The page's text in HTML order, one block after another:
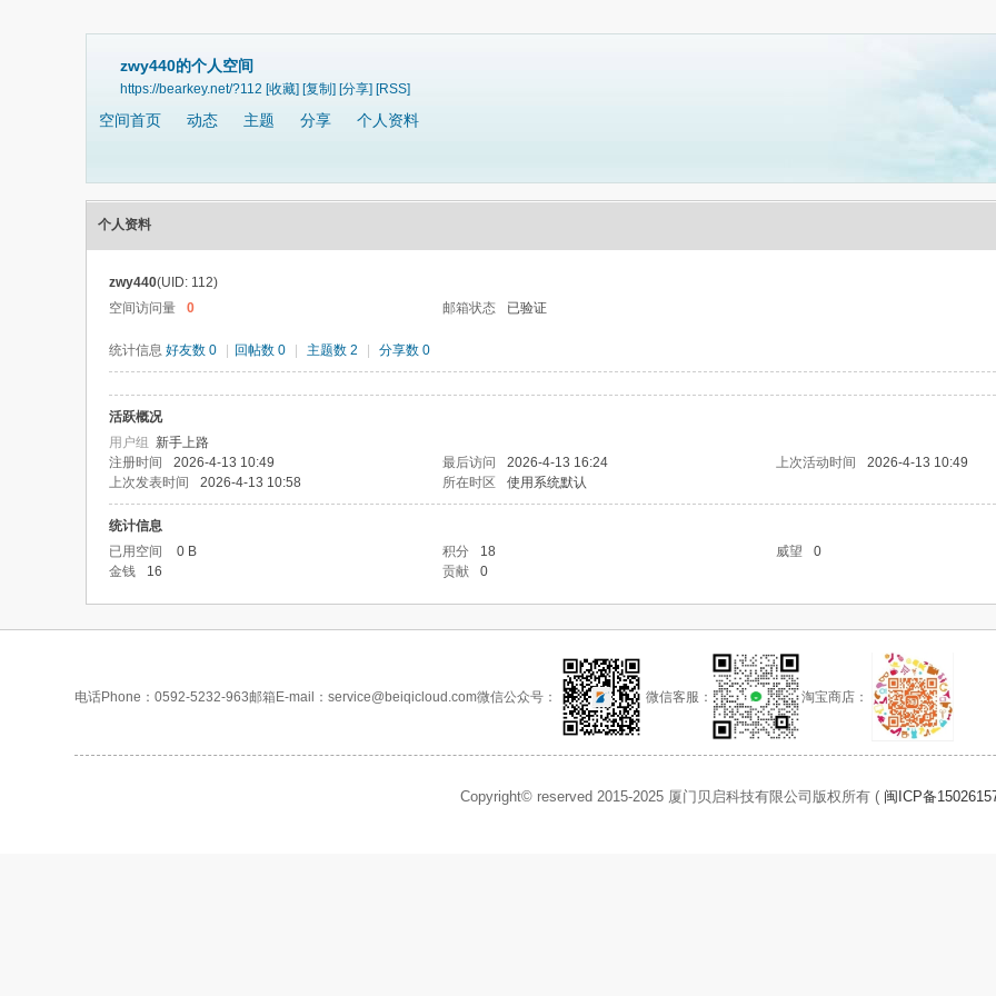
zwy440的个人空间
https://bearkey.net/?112 [收藏] [复制] [分享] [RSS]
空间首页 动态 主题 分享 个人资料
个人资料
zwy440(UID: 112)
空间访问量
0 邮箱状态 已验证
统计信息 好友数 0 回帖数 0 主题数 2 分享数 0
活跃概况
用户组 新手上路
注册时间
2026-4-13 10:49 最后访问 2026-4-13 16:24 上次活动时间
2026-4-13 10:49
上次发表时间
2026-4-13 10:58 所在时区 使用系统默认
统计信息
已用空间
0 B 积分 18 威望
0
金钱
16 贡献 0
电话Phone：0592-5232-963邮箱E-mail：service@beiqicloud.com微信公众号： 微信客服： 淘宝商店：
Copyright© reserved 2015-2025 厦门贝启科技有限公司版权所有 ( 闽ICP备